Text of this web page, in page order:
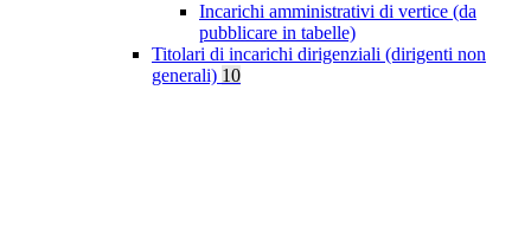
Incarichi amministrativi di vertice (da
pubblicare in tabelle)
Titolari di incarichi dirigenziali (dirigenti non
generali) 10